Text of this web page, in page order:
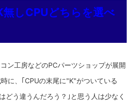
無しCPUどちらを選べ
ン工房などのPCパーツショップが展開
に、｢CPUの末尾に"K"がついている
どう違うんだろう？｣と思う人は少なく